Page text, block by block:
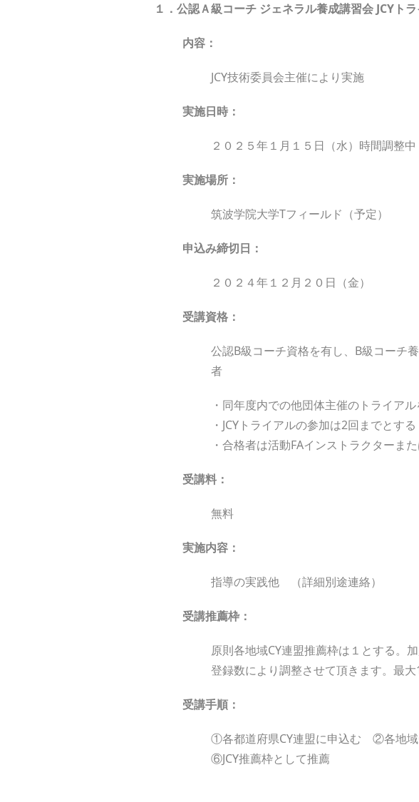
１．公認Ａ級コーチ ジェネラル養成講習会 JCYト
内容：
JCY技術委員会主催により実施
実施日時：
２０２５年１月１５日（水）時間調整中
実施場所：
筑波学院大学Tフィールド（予定）
申込み締切日：
２０２４年１２月２０日（金）
受講資格：
公認B級コーチ資格を有し、B級コーチ
・同年度内での他団体主催のトライア
・JCYトライアルの参加は2回までとする
・合格者は活動FAインストラクターま
受講料：
無料
実施内容：
指導の実践他 （詳細別途連絡）
受講推薦枠：
原則各地域CY連盟推薦枠は１とする。
登録数により調整させて頂きます。最大
受講手順：
①各都道府県CY連盟に申込む ②各地
⑥JCY推薦枠として推薦